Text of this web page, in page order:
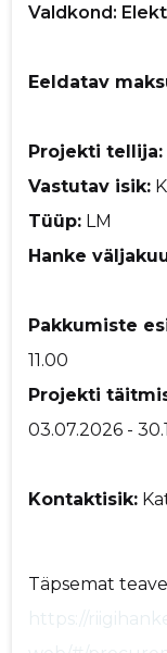
Valdkond:
Eeldatav
Projekti tellija:
Vastutav isik:
Tüüp: LM
Hanke
Pakkumiste
11.00
Projekti
03.07.2026 -
Kontaktisik:
Täpsemat
https://